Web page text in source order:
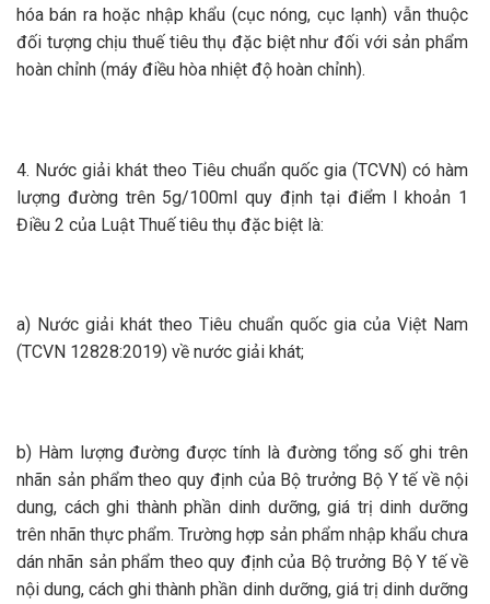
hóa bán ra hoặc nhập khẩu (cục nóng, cục lạnh) vẫn thuộc
đối tượng chịu thuế tiêu thụ đặc biệt như đối với sản phẩm
hoàn chỉnh (máy điều hòa nhiệt độ hoàn chỉnh).
4. Nước giải khát theo Tiêu chuẩn quốc gia (TCVN) có hàm
lượng đường trên 5g/100ml quy định tại điểm l khoản 1
Điều 2 của Luật Thuế tiêu thụ đặc biệt là:
a) Nước giải khát theo Tiêu chuẩn quốc gia của Việt Nam
(TCVN 12828:2019) về nước giải khát;
b) Hàm lượng đường được tính là đường tổng số ghi trên
nhãn sản phẩm theo quy định của Bộ trưởng Bộ Y tế về nội
dung, cách ghi thành phần dinh dưỡng, giá trị dinh dưỡng
trên nhãn thực phẩm. Trường hợp sản phẩm nhập khẩu chưa
dán nhãn sản phẩm theo quy định của Bộ trưởng Bộ Y tế về
nội dung, cách ghi thành phần dinh dưỡng, giá trị dinh dưỡng